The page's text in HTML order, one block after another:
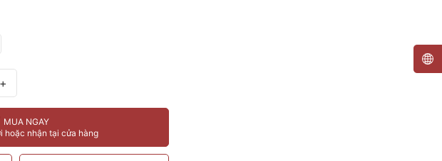
+
MUA NGAY
hoặc nhận tại cửa hàng